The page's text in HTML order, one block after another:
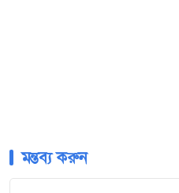
মন্তব্য করুন